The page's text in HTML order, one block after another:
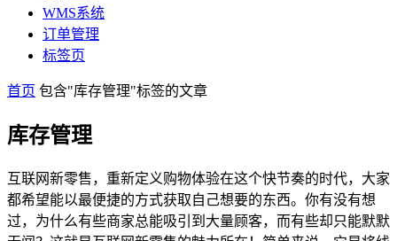
WMS系统
订单管理
标签页
首页 包含"库存管理"标签的文章
库存管理
互联网新零售，重新定义购物体验在这个快节奏的时代，大家
都希望能以最便捷的方式获取自己想要的东西。你有没有想
过，为什么有些商家总能吸引到大量顾客，而有些却只能默默